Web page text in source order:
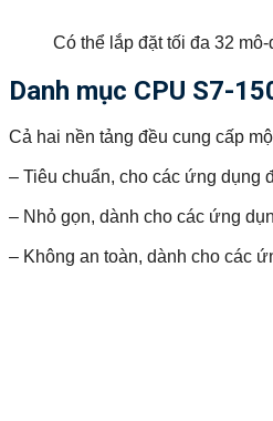
Có thể lắp đặt tối đa 32
Danh mục CPU S7-
Cả hai nền tảng đều cung cấp
– Tiêu chuẩn, cho các ứng dụng
– Nhỏ gọn, dành cho các ứng
– Không an toàn, dành cho các